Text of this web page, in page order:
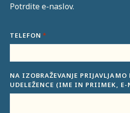
Potrdite e-naslov.
TELEFON *
NA IZOBRAŽEVANJE PRIJAVLJAMO
UDELEŽENCE (IME IN PRIIMEK, E-